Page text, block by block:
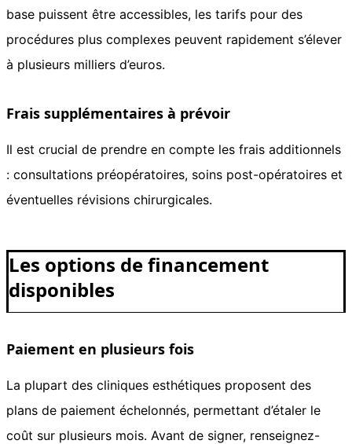
base puissent être accessibles, les tarifs pour des
procédures plus complexes peuvent rapidement s’élever
à plusieurs milliers d’euros.
Frais supplémentaires à prévoir
Il est crucial de prendre en compte les frais additionnels
: consultations préopératoires, soins post-opératoires et
éventuelles révisions chirurgicales.
Les options de financement
disponibles
Paiement en plusieurs fois
La plupart des cliniques esthétiques proposent des
plans de paiement échelonnés, permettant d’étaler le
coût sur plusieurs mois. Avant de signer, renseignez-